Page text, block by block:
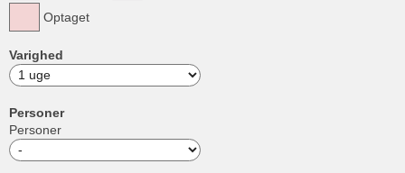
Optaget
Varighed
Personer
Personer